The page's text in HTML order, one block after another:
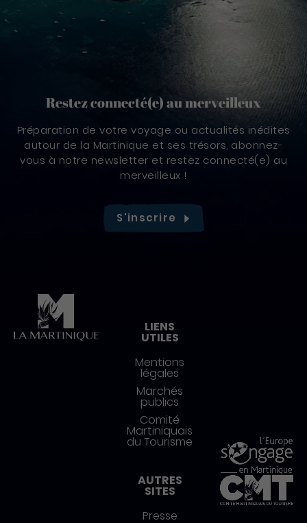
Restez connecté(e) au merveilleux
Préparation de votre voyage ou actualités inédites
autour de la Martinique et ses trésors, abonnez-
vous à notre newsletter et restez connecté(e) au
merveilleux !
S'inscrire
LIENS
UTILES
Mentions
légales
Marchés
publics
Comité
Martiniquais
du Tourisme
AUTRES
SITES
Presse